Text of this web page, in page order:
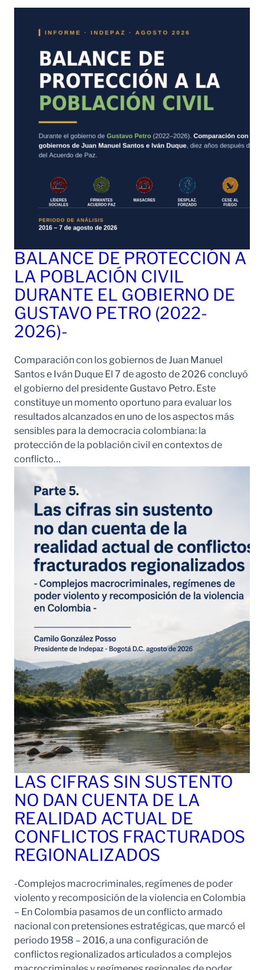
BALANCE DE PROTECCIÓN A
LA POBLACIÓN CIVIL
DURANTE EL GOBIERNO DE
GUSTAVO PETRO (2022-
2026)-
Comparación con los gobiernos de Juan Manuel
Santos e Iván Duque El 7 de agosto de 2026 concluyó
el gobierno del presidente Gustavo Petro. Este
constituye un momento oportuno para evaluar los
resultados alcanzados en uno de los aspectos más
sensibles para la democracia colombiana: la
protección de la población civil en contextos de
conflicto…
LAS CIFRAS SIN SUSTENTO
NO DAN CUENTA DE LA
REALIDAD ACTUAL DE
CONFLICTOS FRACTURADOS
REGIONALIZADOS
-Complejos macrocriminales, regímenes de poder
violento y recomposición de la violencia en Colombia
– En Colombia pasamos de un conflicto armado
nacional con pretensiones estratégicas, que marcó el
periodo 1958 – 2016, a una configuración de
conflictos regionalizados articulados a complejos